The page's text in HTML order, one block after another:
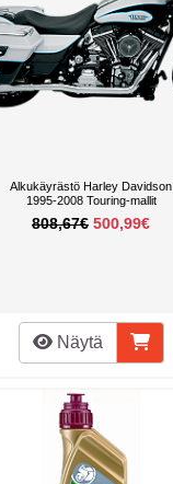
Alkukäyrästö Harley Davidson
1995-2008 Touring-mallit
808,67€ 500,99€
Näytä